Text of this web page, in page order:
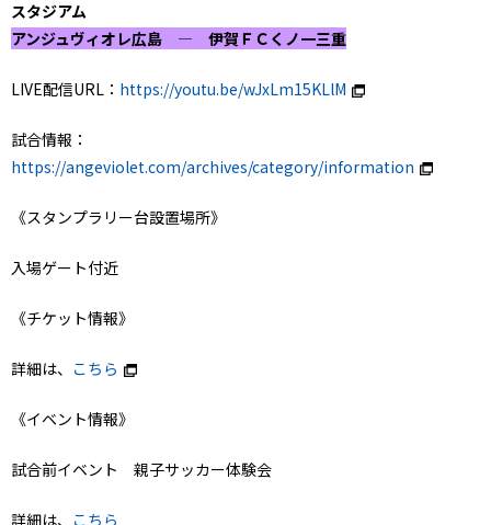
スタジアム
アンジュヴィオレ広島 ― 伊賀ＦＣくノ一三重
LIVE配信URL： https://youtu.be/wJxLm15KLlM
試合情報：
https://angeviolet.com/archives/category/information
《スタンプラリー台設置場所》
入場ゲート付近
《チケット情報》
詳細は、 こちら
《イベント情報》
試合前イベント 親子サッカー体験会
詳細は、 こちら